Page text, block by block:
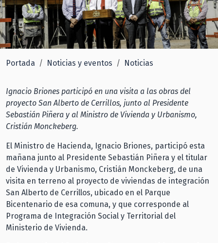
Portada Noticias y eventos Noticias
Ignacio Briones participó en una visita a las obras del
proyecto San Alberto de Cerrillos, junto al Presidente
Sebastián Piñera y al Ministro de Vivienda y Urbanismo,
Cristián Monckeberg.
El Ministro de Hacienda, Ignacio Briones, participó esta
mañana junto al Presidente Sebastián Piñera y el titular
de Vivienda y Urbanismo, Cristián Monckeberg, de una
visita en terreno al proyecto de viviendas de integración
San Alberto de Cerrillos, ubicado en el Parque
Bicentenario de esa comuna, y que corresponde al
Programa de Integración Social y Territorial del
Ministerio de Vivienda.